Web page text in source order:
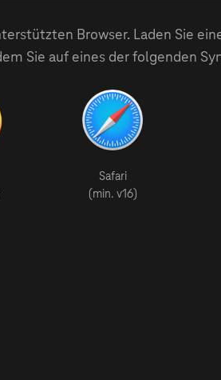
Browser. Laden Sie
Sie auf eines der folgenden
Safari
(min. v16)